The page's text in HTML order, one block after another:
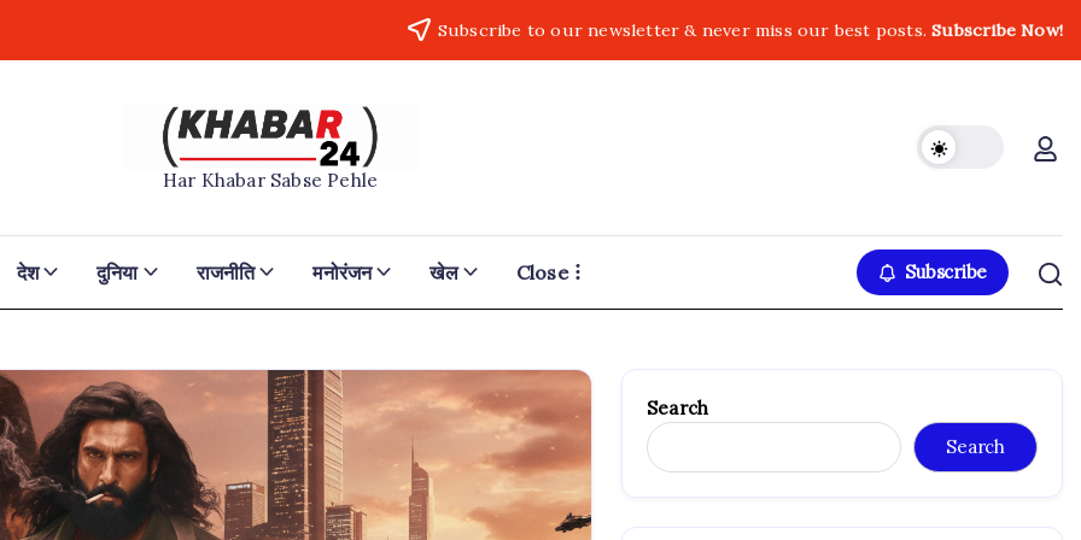
Subscribe to our newsletter & never miss our best posts.Subscribe Now!
Khabar24
Har Khabar Sabse Pehle
देश दुनिया राजनीति मनोरंजन खेल Close Subscribe
Search
Search